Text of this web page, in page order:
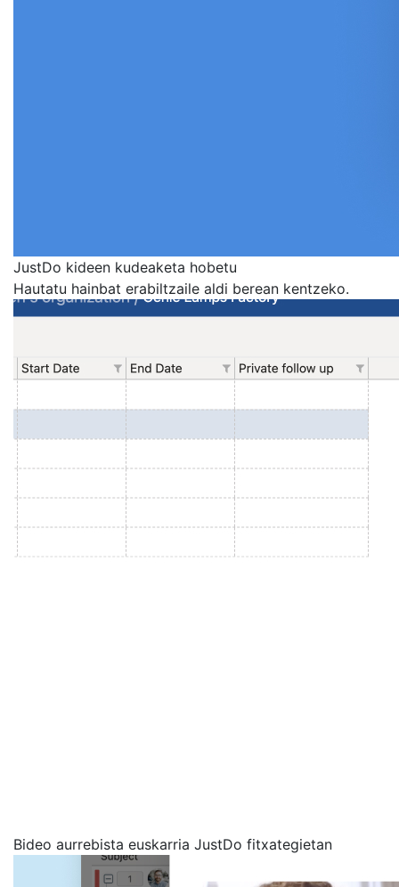
JustDo kideen kudeaketa hobetu
Hautatu hainbat erabiltzaile aldi berean kentzeko.
Bideo aurrebista euskarria JustDo fitxategietan